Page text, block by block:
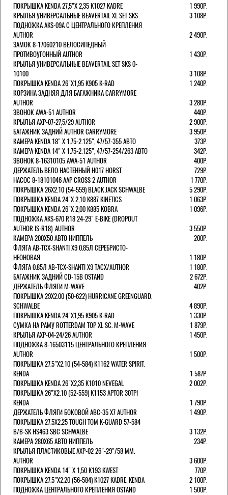
ПОКРЫШКА KENDA 27,5"Х 2,35 K1027 KADRE
1 990Р.
КРЫЛЬЯ УНИВЕРСАЛЬНЫЕ BEAVERTAIL XL SET SKS
3 108Р.
ПОДНОЖКА AKS-09A C ЦЕНТРАЛЬНОГО КРЕПЛЕНИЯ
AUTHOR
2 490Р.
ЗАМОК 8-17060210 ВЕЛОСИПЕДНЫЙ
ПРОТИВОУГОННЫЙ AUTHOR
1 430Р.
КРЫЛЬЯ УНИВЕРСАЛЬНЫЕ BEAVERTAIL SET SKS 0-
10100
3 108Р.
ПОКРЫШКА KENDA 26"Х1,95 K905 K-RAD
1 240Р.
КОРЗИНА ЗАДНЯЯ ДЛЯ БАГАЖНИКА CARRYMORE
AUTHOR
3 280Р.
ЗВОНОК AWA-51 AUTHOR
440Р.
КРЫЛЬЯ AXP-07-27,5/29 AUTHOR
2 900Р.
БАГАЖНИК ЗАДНИЙ AUTHOR CARRYMORE
3 950Р.
КАМЕРА KENDA 18" Х 1.75-2.125", 47/57-355 АВТО
373Р.
КАМЕРА KENDA 14" Х 1.75-2.125", 47/57-254/263 АВТО
342Р.
ЗВОНОК 8-16310105 AWA-51 AUTHOR
400Р.
ДЕРЖАТЕЛЬ ВЕЛО НАСТЕННЫЙ H017 HORST
729Р.
НАСОС 8-18101046 AAP CROSS 2 AUTHOR
1 770Р.
ПОКРЫШКА 26X2.10 (54-559) BLACK JACK SCHWALBE
5 290Р.
ПОКРЫШКА KENDA 24"Х 2,10 K887 KINETICS
1 063Р.
ПОКРЫШКА KENDA 26"Х 2,00 K885 KOBRA
1 096Р.
ПОДНОЖКА AKS-670 R18 24-29" E-BIKE (DROPOUT
AUTHOR IS-R18). AUTHOR
3 550Р.
КАМЕРА 200Х50 АВТО НИППЕЛЬ
200Р.
ФЛЯГА AB-TCX-SHANTI X9 0.85Л СЕРЕБРИСТО-
НЕОНОВАЯ
1 180Р.
ФЛЯГА 0.85Л AB-TCX-SHANTI X9 TACX/AUTHOR
1 180Р.
БАГАЖНИК ЗАДНИЙ CD-15B OSTAND
2 672Р.
ДЕРЖАТЕЛЬ ФЛЯГИ M-WAVE
402Р.
ПОКРЫШКА 29X2.00 (50-622) HURRICANE GREENGUARD.
SCHWALBE
4 890Р.
ПОКРЫШКА KENDA 24"Х1,95 K905 K-RAD
1 330Р.
СУМКА НА РАМУ ROTTERDAM TOP XL SC. M-WAVE
1 879Р.
КРЫЛЬЯ AXP-04-24/26 AUTHOR
1 450Р.
ПОДНОЖКА 8-16503115 ЦЕНТРАЛЬНОГО КРЕПЛЕНИЯ
AUTHOR
1 500Р.
ПОКРЫШКА 27.5"Х2.10 (54-584) K1162 WATER SPIRIT.
KENDA
1 587Р.
ПОКРЫШКА KENDA 26"Х2,35 K1010 NEVEGAL
2 002Р.
ПОКРЫШКА 26"Х2.10 (52-559) K1153 APTOR 30TPI
KENDA
1 790Р.
ДЕРЖАТЕЛЬ ФЛЯГИ БОКОВОЙ ABC-35 X7 AUTHOR
1 490Р.
ПОКРЫШКА 27.5X2.25 TOUGH TOM K-GUARD 57-584
B/B-SK HS463 SBC SCHWALBE
3 132Р.
КАМЕРА 280Х65 АВТО НИППЕЛЬ
234Р.
КРЫЛЬЯ ПЛАСТИКОВЫЕ AXP-02 26"-29"/58 ММ.
AUTHOR
3 600Р.
ПОКРЫШКА KENDA 14" Х 1,50 K193 KWEST
770Р.
ПОКРЫШКА 27.5"Х2.20 (56-584) K1027 KADRE. KENDA
2 100Р.
ПОДНОЖКА ЦЕНТРАЛЬНОГО КРЕПЛЕНИЯ OSTAND
1 500Р.